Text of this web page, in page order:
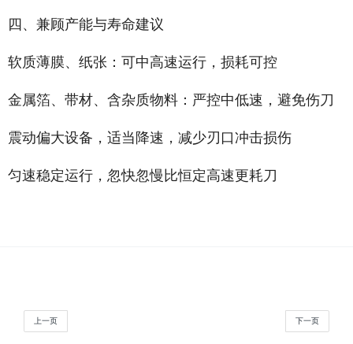
四、兼顾产能与寿命建议
软质薄膜、纸张：可中高速运行，损耗可控
金属箔、带材、含杂质物料：严控中低速，避免伤刀
震动偏大设备，适当降速，减少刃口冲击损伤
匀速稳定运行，忽快忽慢比恒定高速更耗刀
上一页 下一页